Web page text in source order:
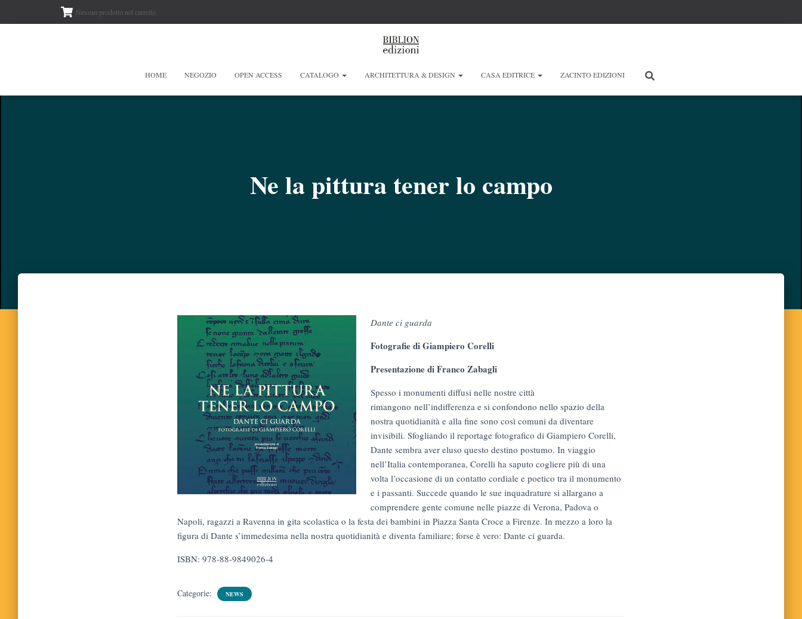
Nessun prodotto nel carrello.
HOME NEGOZIO OPEN ACCESS CATALOGO ARCHITETTURA & DESIGN CASA EDITRICE ZACINTO EDIZIONI
Ne la pittura tener lo campo
Dante ci guarda
Fotografie di Giampiero Corelli
Presentazione di Franco Zabagli
Spesso i monumenti diffusi nelle nostre città
rimangono nell’indifferenza e si confondono nello spazio della
nostra quotidianità e alla fine sono così comuni da diventare
invisibili. Sfogliando il reportage fotografico di Giampiero Corelli,
Dante sembra aver eluso questo destino postumo. In viaggio
nell’Italia contemporanea, Corelli ha saputo cogliere più di una
volta l’occasione di un contatto cordiale e poetico tra il monumento
e i passanti. Succede quando le sue inquadrature si allargano a
comprendere gente comune nelle piazze di Verona, Padova o
Napoli, ragazzi a Ravenna in gita scolastica o la festa dei bambini in Piazza Santa Croce a Firenze. In mezzo a loro la
figura di Dante s’immedesima nella nostra quotidianità e diventa familiare; forse è vero: Dante ci guarda.
ISBN: 978-88-9849026-4
Categorie: NEWS